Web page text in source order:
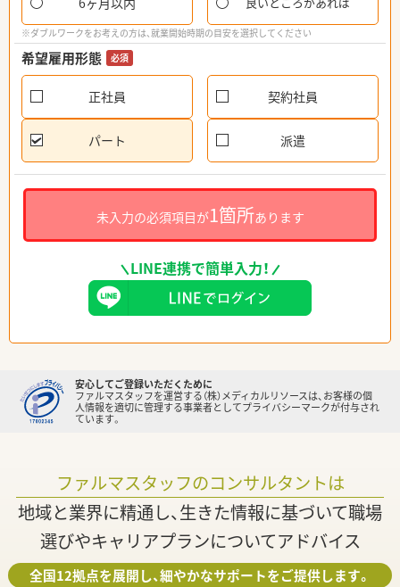
※ダブルワークをお考えの方は、就業開始時期の目安を選択してください
希望雇用形態 必須
正社員 契約社員
パート 派遣
未入力の必須項目が1箇所あります
LINE連携で簡単入力！
安心してご登録いただくために
ファルマスタッフを運営する（株）メディカルリソースは、お客様の個
人情報を適切に管理する事業者としてプライバシーマークが付与され
ています。
ファルマスタッフのコンサルタントは
地域と業界に精通し、生きた情報に基づいて職場
選びやキャリアプランについてアドバイス
全国12拠点を展開し、細やかなサポートをご提供します。